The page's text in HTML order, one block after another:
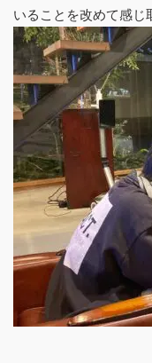
いることを改めて感じ